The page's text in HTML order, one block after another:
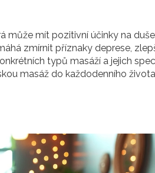
může mít pozitivní účinky na
zmírnit příznaky deprese,
typů masáží a jejich
masáž do každodenního